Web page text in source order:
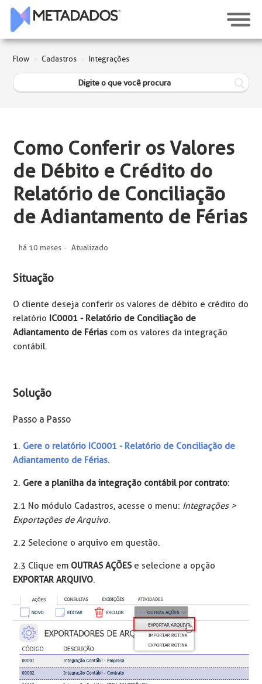
Flow Cadastros Integrações
Como Conferir os Valores
de Débito e Crédito do
Relatório de Conciliação
de Adiantamento de Férias
há 10 meses Atualizado
Situação
O cliente deseja conferir os valores de débito e crédito do
relatório IC0001 - Relatório de Conciliação de
Adiantamento de Férias com os valores da integração
contábil.
Solução
Passo a Passo
1. Gere o relatório IC0001 - Relatório de Conciliação de
Adiantamento de Férias.
2. Gere a planilha da integração contábil por contrato:
2.1 No módulo Cadastros, acesse o menu: Integrações >
Exportações de Arquivo.
2.2 Selecione o arquivo em questão.
2.3 Clique em OUTRAS AÇÕESe selecione a opção
EXPORTAR ARQUIVO.